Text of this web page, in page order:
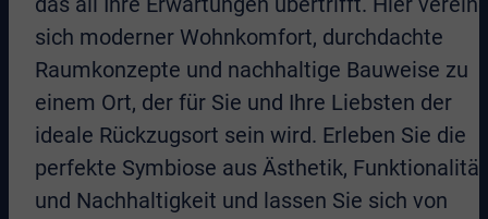
sich moderner Wohnkomfort, durchdachte
Raumkonzepte und nachhaltige Bauweise zu
einem Ort, der für Sie und Ihre Liebsten der
ideale Rückzugsort sein wird. Erleben Sie die
perfekte Symbiose aus Ästhetik, Funktionalität
und Nachhaltigkeit und lassen Sie sich von